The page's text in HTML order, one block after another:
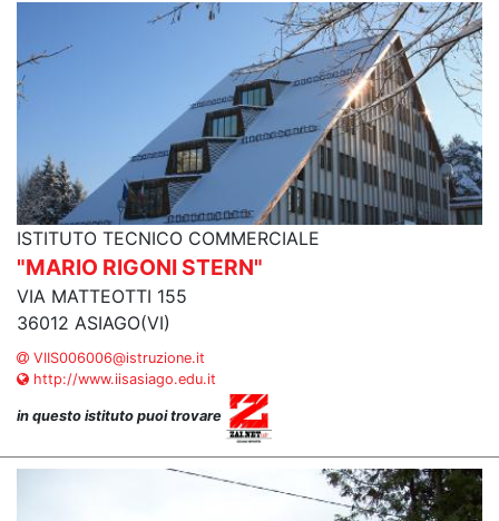
ISTITUTO TECNICO COMMERCIALE
"MARIO RIGONI STERN"
VIA MATTEOTTI 155
36012 ASIAGO(VI)
VIIS006006@istruzione.it
http://www.iisasiago.edu.it
in questo istituto puoi trovare